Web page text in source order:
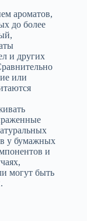
ароматов,
до более
и других
или
у бумажных
и
могут быть